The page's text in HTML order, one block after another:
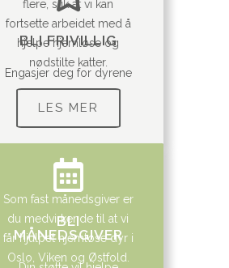
BLI FRIVILLIG
Engasjer deg for dyrene
flere, slik at vi kan
fortsette arbeidet med å
hjelpe hjemløse og
nødstilte katter.
LES MER
BLI
MÅNEDSGIVER
Som fast månedsgiver er
du medvirkende til at vi
får hjulpet hjemløse dyr i
Oslo, Viken og Østfold.